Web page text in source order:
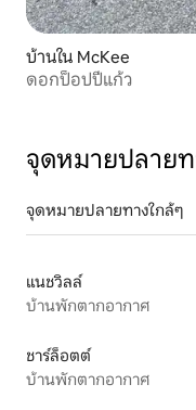
บ้านใน McKee
ดอกป็อปปี้แก้ว
จุดหมายปลายท
จุดหมายปลายทางใกล้ๆ
แนชวิลล์
บ้านพักตากอากาศ
ชาร์ล็อตต์
บ้านพักตากอากาศ